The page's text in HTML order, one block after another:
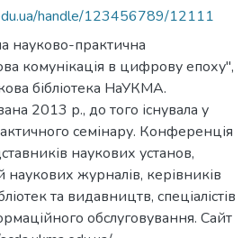
handle/123456789/12111
науково-практична
комунікація в цифрову епоху",
бібліотека НаУКМА.
2013 р., до того існувала у
семінару. Конференція
наукових установ,
наукових журналів, керівників
та видавництв, спеціалістів
обслуговування. Сайт